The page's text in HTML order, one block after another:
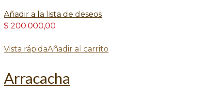
Añadir a la lista de deseos
$ 200.000,00
Vista rápidaAñadir al carrito
Arracacha